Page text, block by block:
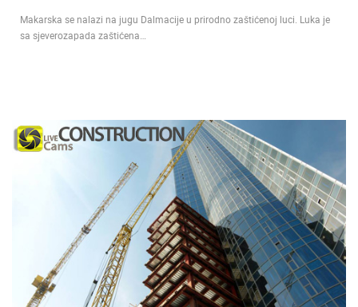
Makarska se nalazi na jugu Dalmacije u prirodno zaštićenoj luci. Luka je
sa sjeverozapada zaštićena…